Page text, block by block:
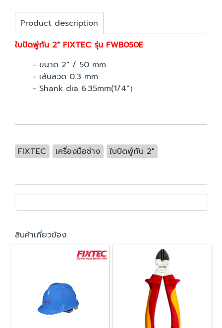
Product description
ใบปัดพู่กัน 2" FIXTEC รุ่น FWB050E
- ขนาด 2" / 50 mm
- เส้นลวด 0.3 mm
- Shank dia 6.35mm(1/4''）
FIXTEC เครื่องมือช่าง ใบปัดพู่กัน 2"
สินค้าเกี่ยวข้อง